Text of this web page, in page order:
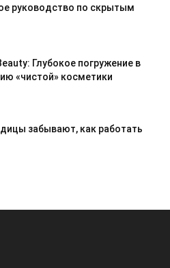
руководство по скрытым
Глубокое погружение в
«чистой» косметики
забывают, как работать